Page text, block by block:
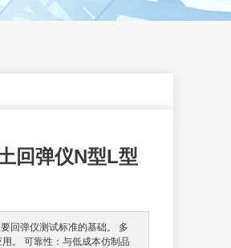
回弹仪N型L型
回弹仪测试标准的基础。 多
。 可靠性：与低成本仿制品